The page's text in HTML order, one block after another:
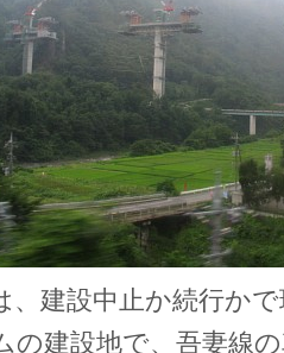
、建設中止か続行か
の建設地で、吾妻線